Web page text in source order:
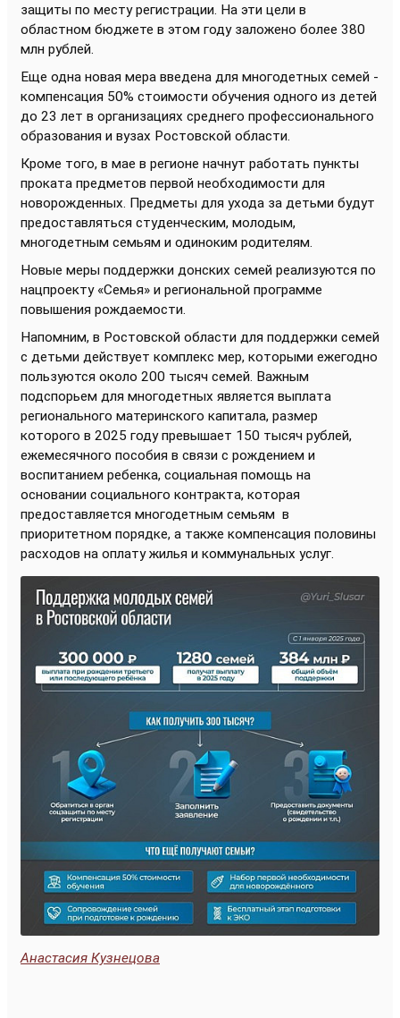
защиты по месту регистрации. На эти цели в
областном бюджете в этом году заложено более 380
млн рублей.
Еще одна новая мера введена для многодетных семей -
компенсация 50% стоимости обучения одного из детей
до 23 лет в организациях среднего профессионального
образования и вузах Ростовской области.
Кроме того, в мае в регионе начнут работать пункты
проката предметов первой необходимости для
новорожденных. Предметы для ухода за детьми будут
предоставляться студенческим, молодым,
многодетным семьям и одиноким родителям.
Новые меры поддержки донских семей реализуются по
нацпроекту «Семья» и региональной программе
повышения рождаемости.
Напомним, в Ростовской области для поддержки семей
с детьми действует комплекс мер, которыми ежегодно
пользуются около 200 тысяч семей. Важным
подспорьем для многодетных является выплата
регионального материнского капитала, размер
которого в 2025 году превышает 150 тысяч рублей,
ежемесячного пособия в связи с рождением и
воспитанием ребенка, социальная помощь на
основании социального контракта, которая
предоставляется многодетным семьям в
приоритетном порядке, а также компенсация половины
расходов на оплату жилья и коммунальных услуг.
Анастасия Кузнецова